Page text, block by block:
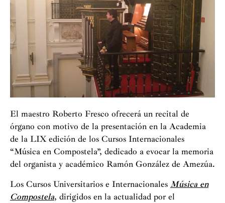
El maestro Roberto Fresco ofrecerá un recital de
órgano con motivo de la presentación en la Academia
de la LIX edición de los Cursos Internacionales
“Música en Compostela”, dedicado a evocar la memoria
del organista y académico Ramón González de Amezúa.
Los Cursos Universitarios e Internacionales Música en
Compostela, dirigidos en la actualidad por el